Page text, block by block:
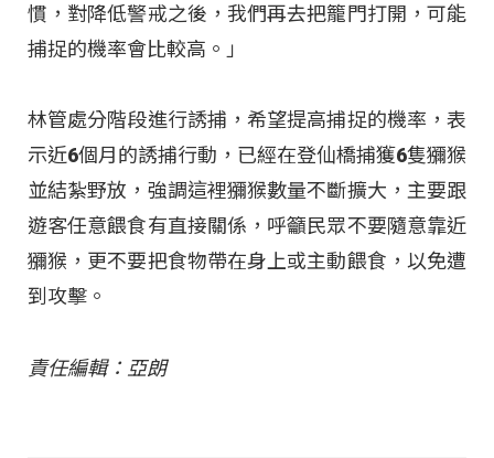
慣，對降低警戒之後，我們再去把籠門打開，可能
捕捉的機率會比較高。」
林管處分階段進行誘捕，希望提高捕捉的機率，表
示近6個月的誘捕行動，已經在登仙橋捕獲6隻獼猴
並結紮野放，強調這裡獼猴數量不斷擴大，主要跟
遊客任意餵食有直接關係，呼籲民眾不要隨意靠近
獼猴，更不要把食物帶在身上或主動餵食，以免遭
到攻擊。
責任編輯：亞朗